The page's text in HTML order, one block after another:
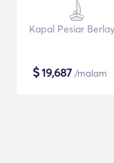
Kapal Pesiar
$19,687 /malam